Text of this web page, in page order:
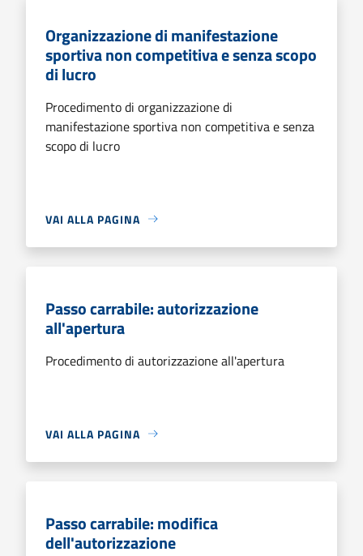
Organizzazione di manifestazione
sportiva non competitiva e senza scopo
di lucro
Procedimento di organizzazione di
manifestazione sportiva non competitiva e senza
scopo di lucro
VAI ALLA PAGINA
Passo carrabile: autorizzazione
all'apertura
Procedimento di autorizzazione all'apertura
VAI ALLA PAGINA
Passo carrabile: modifica
dell'autorizzazione